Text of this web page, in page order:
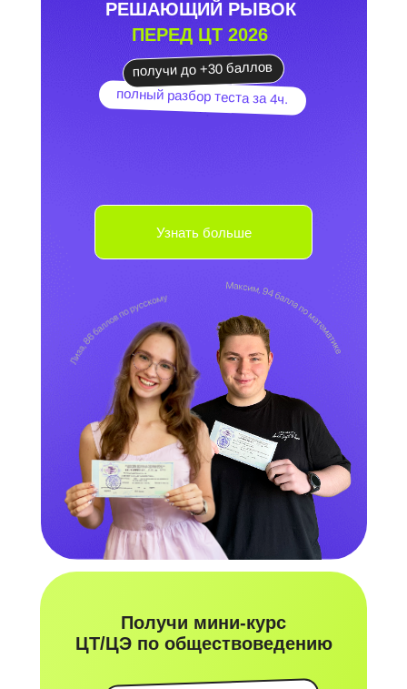
РЕШАЮЩИЙ РЫВОК
ПЕРЕД ЦТ 2026
полный разбор теста за 4ч.
получи до +30 баллов
Узнать больше
Получи мини-курс
ЦТ/ЦЭ по обществоведению